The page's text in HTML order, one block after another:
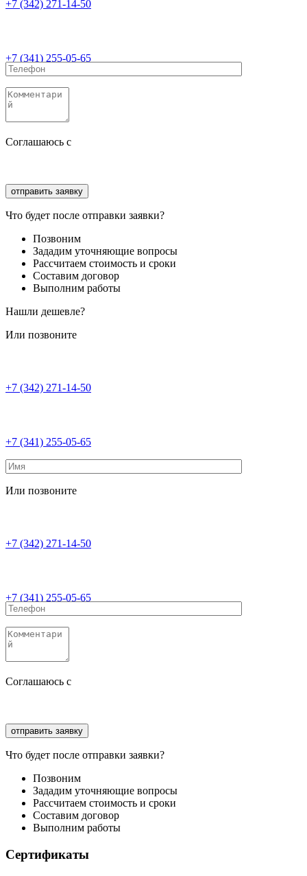
+7 (342) 271-14-50
+7 (341) 255-05-65
Соглашаюсь с
Что будет после отправки заявки?
Позвоним
Зададим уточняющие вопросы
Рассчитаем стоимость и сроки
Составим договор
Выполним работы
Нашли дешевле?
Или позвоните
+7 (342) 271-14-50
+7 (341) 255-05-65
Или позвоните
+7 (342) 271-14-50
+7 (341) 255-05-65
Соглашаюсь с
Что будет после отправки заявки?
Позвоним
Зададим уточняющие вопросы
Рассчитаем стоимость и сроки
Составим договор
Выполним работы
Сертификаты